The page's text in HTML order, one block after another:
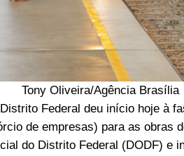
Tony Oliveira/Agência Brasília
Federal deu início hoje à
de empresas) para as obras
do Distrito Federal (DODF) e